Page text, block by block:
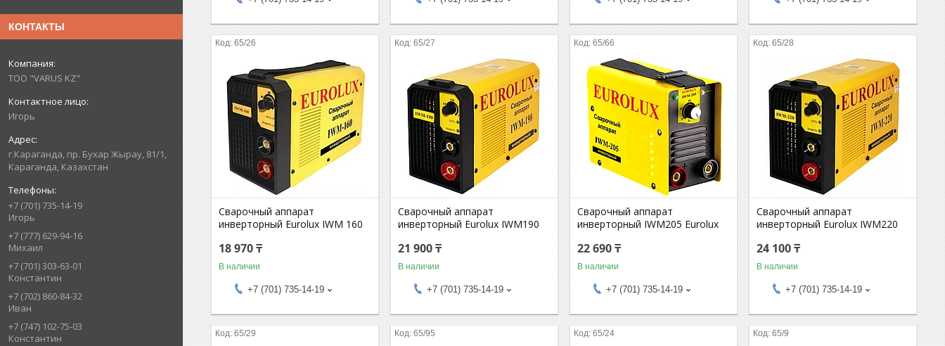
КОНТАКТЫ
ТОО "VARUS KZ"
Игорь
г.Караганда, пр. Бухар Жырау, 81/1,
Караганда, Казахстан
+7 (701) 735-14-19
Игорь
+7 (777) 629-94-16
Михаил
+7 (701) 303-63-01
Константин
+7 (702) 860-84-32
Иван
+7 (747) 102-75-03
Константин
65/26
Сварочный аппарат
инверторный Eurolux IWM 160
18 970 ₸
В наличии
+7 (701) 735-14-19
65/27
Сварочный аппарат
инверторный Eurolux IWM190
21 900 ₸
В наличии
+7 (701) 735-14-19
65/66
Сварочный аппарат
инверторный IWM205 Eurolux
22 690 ₸
В наличии
+7 (701) 735-14-19
65/28
Сварочный аппарат
инверторный Eurolux IWM220
24 100 ₸
В наличии
+7 (701) 735-14-19
65/29 65/95 65/24 65/9